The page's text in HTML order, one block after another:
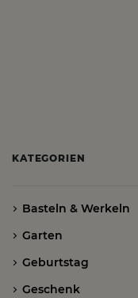
KATEGORIEN
Basteln & Werkeln
Garten
Geburtstag
Geschenk